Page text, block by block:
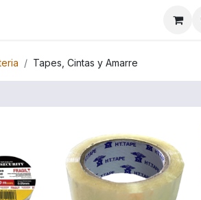
Tapes, Cintas y Amarre